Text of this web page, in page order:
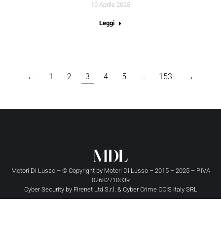
10 Aprile 2025
Leggi
← 1 2 3 4 5 … 153 →
Motori Di Lusso – © Copyright by Motori Di Lusso– 2015 – 2025 – P.IVA
02682710039
Cyber Security by Firenet Ltd S.r.l. & Cyber Crime CCIS Italy SRL